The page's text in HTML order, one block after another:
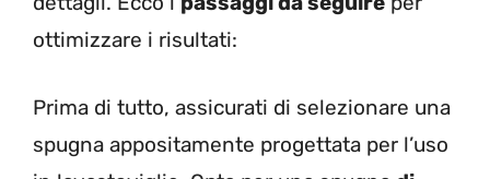
ottimizzare i risultati:
Prima di tutto, assicurati di selezionare una
spugna appositamente progettata per l’uso